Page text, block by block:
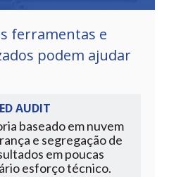
ferramentas e
podem ajudar
AUDIT
baseado em nuvem
e segregação de
em poucas
esforço técnico.